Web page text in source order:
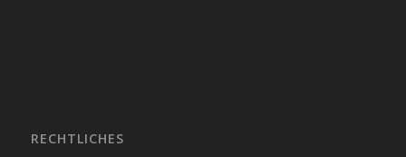
RECHTLICHES